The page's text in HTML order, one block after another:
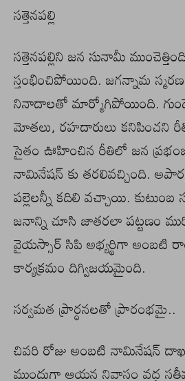
సత్తెనపల్లి
సత్తెనపల్లిని జన సునామీ
స్తంభించిపోయింది. జగన్నామ
నినాదాలతో మార్మోగిపోయింది.
మోతలు, రహదారులు కనిపించని
సైతం ఊహించిన రీతిలో జన
నామినేషన్ కు తరలివచ్చింది.
పల్లెలన్నీ కదిలి వచ్చాయి.
జనాన్ని చూసి జాతరలా పట్టణం
వైయస్సార్ సిపి అభ్యర్థిగా అంబటి
కార్యక్రమం దిగ్విజయమైంది.
సర్వమత ప్రార్ధనలతో ప్రారంభమై..
చివరి రోజు అంబటి నామినేషన్
ముందుగా ఆయన నివాసం వద్ద